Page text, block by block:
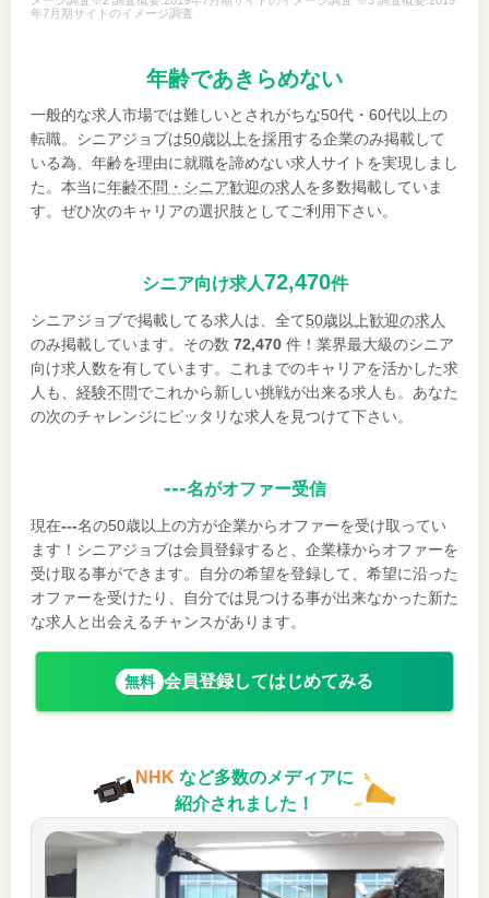
年7月期サイトのイメージ調査
年齢であきらめない
一般的な求人市場では難しいとされがちな50代・60代以上の
転職。シニアジョブは50歳以上を採用する企業のみ掲載して
いる為、年齢を理由に就職を諦めない求人サイトを実現しまし
た。本当に年齢不問・シニア歓迎の求人 を多数掲載していま
す。ぜひ次のキャリアの選択肢としてご利用下さい。
シニア向け求人72,470件
シニアジョブで掲載してる求人は、全て50歳以上歓迎の求人
のみ掲載しています。その数 72,470 件！業界最大級のシニア
向け求人数を有しています。これまでのキャリアを活かした求
人も、 経験不問でこれから新しい挑戦が出来る求人も。あなた
の次のチャレンジにピッタリな求人を見つけて下さい。
---名がオファー受信
現在---名の50歳以上の方が企業からオファーを受け取ってい
ます！シニアジョブは会員登録すると、企業様からオファーを
受け取る事ができます。自分の希望を登録して、希望に沿った
オファーを受けたり、自分では見つける事が出来なかった新た
な求人と出会えるチャンスがあります。
無料 会員登録してはじめてみる
NHK など多数のメディアに
紹介されました！